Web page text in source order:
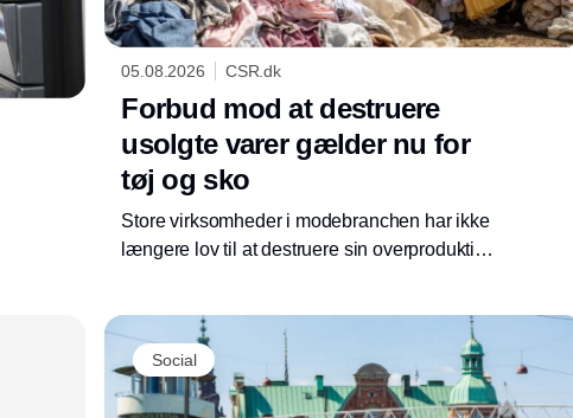
05.08.2026 CSR.dk
Forbud mod at destruere
usolgte varer gælder nu for
tøj og sko
Store virksomheder i modebranchen har ikke
længere lov til at destruere sin overproduktion.
virksomhederne længere op i
affaldshierarkiet.
Social